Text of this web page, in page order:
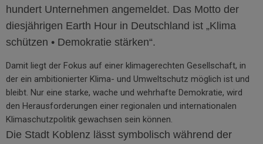
hundert Unternehmen angemeldet. Das Motto der
diesjährigen Earth Hour in Deutschland ist „Klima
schützen • Demokratie stärken“.
Damit liegt der Fokus auf einer klimagerechten Gesellschaft, in
der ein ambitionierter Klima- und Umweltschutz möglich ist und
bleibt. Nur eine starke, wache und wehrhafte Demokratie, wird
den Herausforderungen einer regionalen und internationalen
Klimaschutzpolitik gewachsen sein können.
Die Stadt Koblenz lässt symbolisch während der